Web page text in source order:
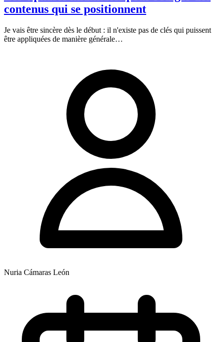
contenus qui se positionnent
Je vais être sincère dès le début : il n'existe pas de clés qui puissent
être appliquées de manière générale…
Nuria Cámaras León